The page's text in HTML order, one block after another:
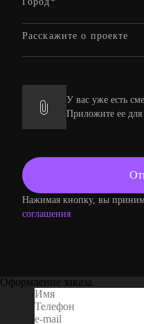
У вас уже есть
Приложите ее для
Нажимая кнопку, вы
соглашения
Оформление заказа